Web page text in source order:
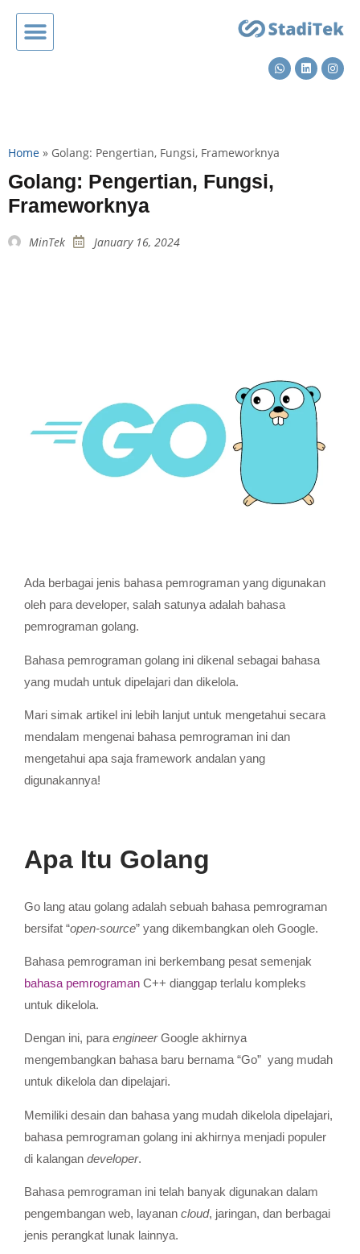
Home » Golang: Pengertian, Fungsi, Frameworknya
Golang: Pengertian, Fungsi,
Frameworknya
MinTek January 16, 2024
Ada berbagai jenis bahasa pemrograman yang digunakan
oleh para developer, salah satunya adalah bahasa
pemrograman golang.
Bahasa pemrograman golang ini dikenal sebagai bahasa
yang mudah untuk dipelajari dan dikelola.
Mari simak artikel ini lebih lanjut untuk mengetahui secara
mendalam mengenai bahasa pemrograman ini dan
mengetahui apa saja framework andalan yang
digunakannya!
Apa Itu Golang
Go lang atau golang adalah sebuah bahasa pemrograman
bersifat “open-source” yang dikembangkan oleh Google.
Bahasa pemrograman ini berkembang pesat semenjak
bahasa pemrograman C++ dianggap terlalu kompleks
untuk dikelola.
Dengan ini, paraengineerGoogle akhirnya
mengembangkan bahasa baru bernama “Go” yang mudah
untuk dikelola dan dipelajari.
Memiliki desain dan bahasa yang mudah dikelola dipelajari,
bahasa pemrograman golang ini akhirnya menjadi populer
di kalangan developer.
Bahasa pemrograman ini telah banyak digunakan dalam
pengembangan web, layanan cloud, jaringan, dan berbagai
jenis perangkat lunak lainnya.